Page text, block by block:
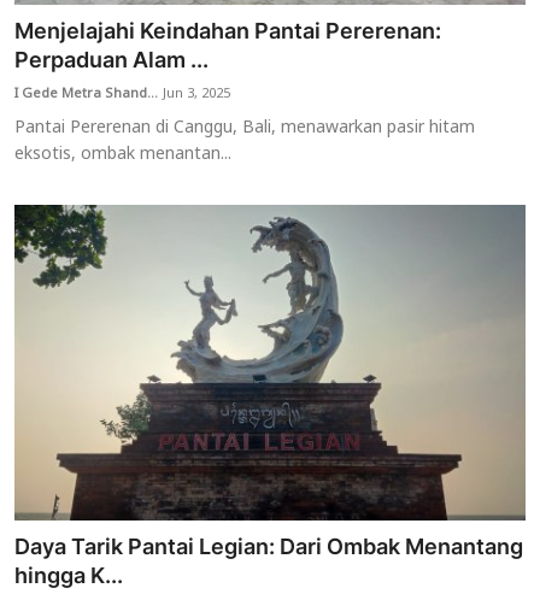
Menjelajahi Keindahan Pantai Pererenan:
Perpaduan Alam ...
I Gede Metra Shand...Jun 3, 2025
Pantai Pererenan di Canggu, Bali, menawarkan pasir hitam
eksotis, ombak menantan...
Daya Tarik Pantai Legian: Dari Ombak Menantang
hingga K...